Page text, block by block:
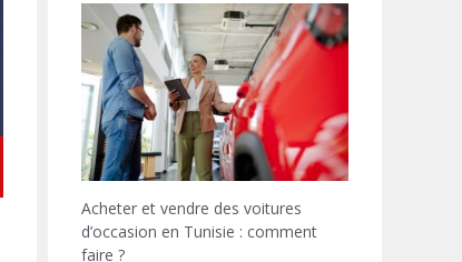
Acheter et vendre des voitures
d’occasion en Tunisie : comment
faire ?